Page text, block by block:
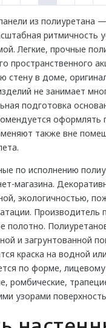
из полиуретана
ритмичность
Легкие, прочные
пространственного
стену в доме,
не занимает
подготовка
оформлять
также вне
по исполнению
магазина.
экологичностью,
полотно.
и загрунтованной
краска на водной
по форме,
ромбические,
узорами